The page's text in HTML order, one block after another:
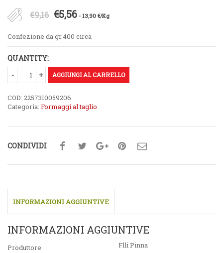
€9,16 Il
originale
€9,16.
€5,56Il
attuale
€5,56.
- 13,90 €/Kg
Confezione da gr.400 circa
QUANTITY:
AGGIUNGI AL CARRELLO
COD: 2257310059206
Categoria: Formaggi al taglio
CONDIVIDI
INFORMAZIONI AGGIUNTIVE
INFORMAZIONI AGGIUNTIVE
Produttore Flli Pinna